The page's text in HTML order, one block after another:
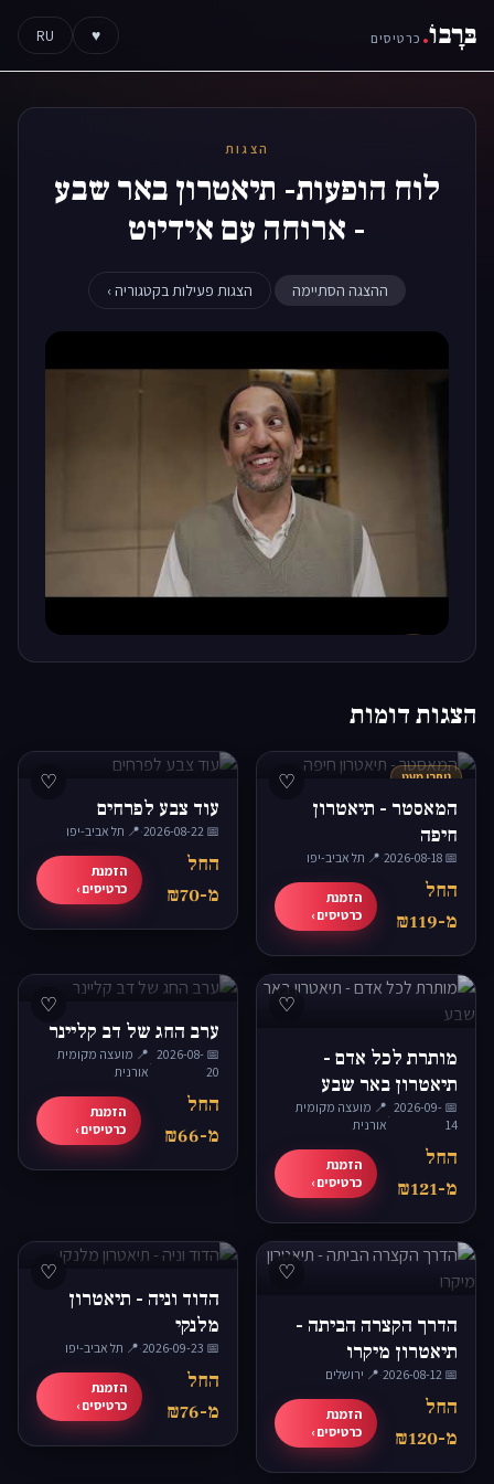
בּרָבוֹ. כרטיסים ♥
RU
הצגות
לוח הופעות- תיאטרון באר שבע
- ארוחה עם אידיוט
ההצגה הסתיימה הצגות פעילות בקטגוריה ›
▶
הצגות דומות
♡ נותרו מעט
המאסטר - תיאטרון
חיפה
📅 2026-08-18
·📍 תל אביב-יפו
החל
מ-₪119
הזמנת
כרטיסים ›
♡
עוד צבע לפרחים
📅 2026-08-22
·📍 תל אביב-יפו
החל
מ-₪70
הזמנת
כרטיסים ›
♡
מותרת לכל אדם -
תיאטרון באר שבע
📅 2026-09-
14
·
📍 מועצה מקומית
אורנית
החל
מ-₪121
הזמנת
כרטיסים ›
♡
ערב החג של דב קליינר
📅 2026-08-
20
·
📍 מועצה מקומית
אורנית
החל
מ-₪66
הזמנת
כרטיסים ›
♡
הדרך הקצרה הביתה -
תיאטרון מיקרו
📅 2026-08-12
·📍 ירושלים
החל
מ-₪120
הזמנת
כרטיסים ›
♡
הדוד וניה - תיאטרון
מלנקי
📅 2026-09-23
·📍 תל אביב-יפו
החל
מ-₪76
הזמנת
כרטיסים ›